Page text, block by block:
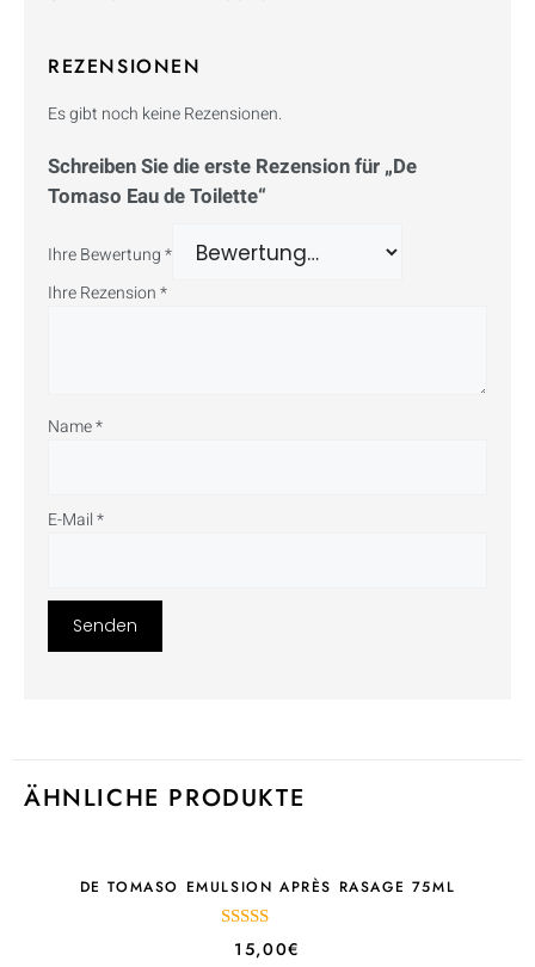
REZENSIONEN
Es gibt noch keine Rezensionen.
Schreiben Sie die erste Rezension für „De
Tomaso Eau de Toilette“
Ihre Bewertung*
Ihre Rezension*
Name*
E-Mail*
ÄHNLICHE PRODUKTE
DE TOMASO EMULSION APRÈS RASAGE 75ML
5.00
out of 5
15,00€